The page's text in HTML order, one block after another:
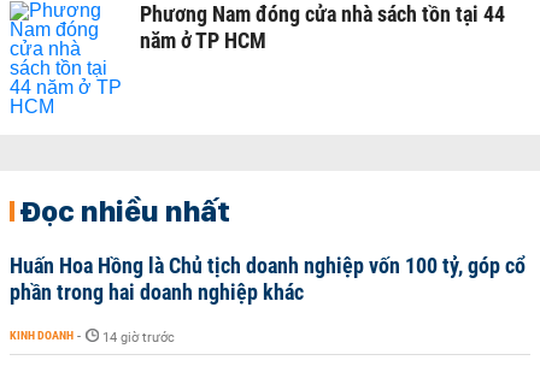
Phương Nam đóng cửa nhà sách tồn tại 44
năm ở TP HCM
Đọc nhiều nhất
Huấn Hoa Hồng là Chủ tịch doanh nghiệp vốn 100 tỷ, góp cổ
phần trong hai doanh nghiệp khác
KINH DOANH - 14 giờ trước